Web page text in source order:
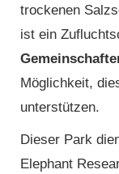
trockenen
ist ein
Möglichkeit,
unterstützen.
Dieser Park
Elephant